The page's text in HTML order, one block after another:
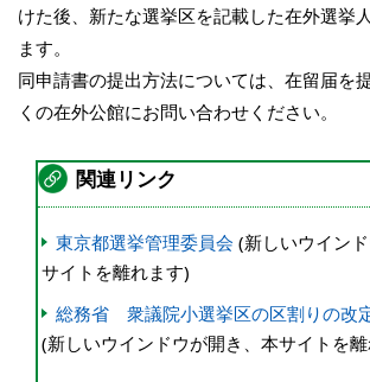
けた後、新たな選挙区を記載した在外選挙
ます。
同申請書の提出方法については、在留届を
くの在外公館にお問い合わせください。
関連リンク
東京都選挙管理委員会 (新しいウイン
サイトを離れます)
総務省 衆議院小選挙区の区割りの改
(新しいウインドウが開き、本サイトを